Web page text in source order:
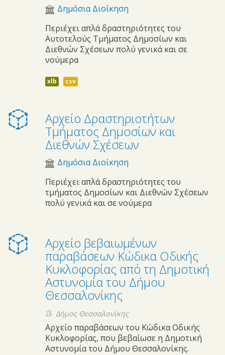
Δημόσια Διοίκηση
Περιέχει απλά δραστηριότητες του
Αυτοτελούς Τμήματος Δημοσίων και
Διεθνών Σχέσεων πολύ γενικά και σε
νούμερα
xlb csv
Αρχείο Δραστηριοτήτων
Τμήματος Δημοσίων και
Διεθνών Σχέσεων
Δημόσια Διοίκηση
Περιέχει απλά δραστηριότητες του
τμήματος Δημοσίων και Διεθνών Σχέσεων
πολύ γενικά και σε νούμερα
Αρχείο βεβαιωμένων
παραβάσεων Κώδικα Οδικής
Κυκλοφορίας από τη Δημοτική
Αστυνομία του Δήμου
Θεσσαλονίκης
Δήμος Θεσσαλονίκης
Αρχείο παραβάσεων του Κώδικα Οδικής
Κυκλοφορίας, που βεβαίωσε η Δημοτική
Αστυνομία του Δήμου Θεσσαλονίκης.